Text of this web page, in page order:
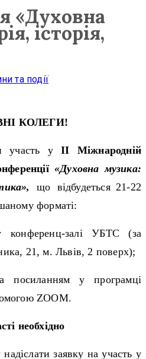
«Духовна
історія,
та події
КОЛЕГИ!
участь уІІ Міжнародній
«Духовна музика:
що відбудеться 21-22
форматі:
конференц-залі УБТС (за
21, м. Львів, 2 поверх);
посиланням у програмці
ZOOM.
необхідно
заявку на участь у